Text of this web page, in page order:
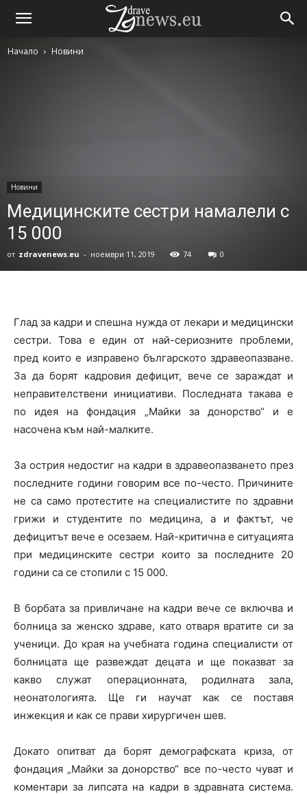
Начало Новини
Новини
Медицинските сестри намалели с
15 000
от zdravenews.eu - ноември 11, 2019 74 0
Глад за кадри и спешна нужда от лекари и медицински
сестри. Това е един от най-сериозните проблеми,
пред които е изправено българското здравеопазване.
За да борят кадровия дефицит, вече се зараждат и
неправителствени инициативи. Последната такава е
по идея на фондация „Майки за донорство“ и е
насочена към най-малките.
За острия недостиг на кадри в здравеопазването през
последните години говорим все по-често. Причините
не са само протестите на специалистите по здравни
грижи и студентите по медицина, а и фактът, че
дефицитът вече е осезаем. Най-критична е ситуацията
при медицинските сестри които за последните 20
години са се стопили с 15 000.
В борбата за привличане на кадри вече се включва и
болница за женско здраве, като отваря вратите си за
ученици. До края на учебната година специалисти от
болницата ще развеждат децата и ще показват за
какво служат операционната, родилната зала,
неонатологията. Ще ги научат как се поставя
инжекция и как се прави хирургичен шев.
Докато опитват да борят демографската криза, от
фондация „Майки за донорство“ все по-често чуват и
коментари за липсата на кадри в здравната система.